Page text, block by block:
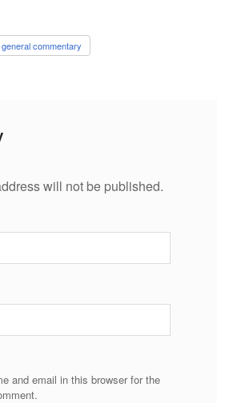
general commentary
will not be published.
and email in this browser for the